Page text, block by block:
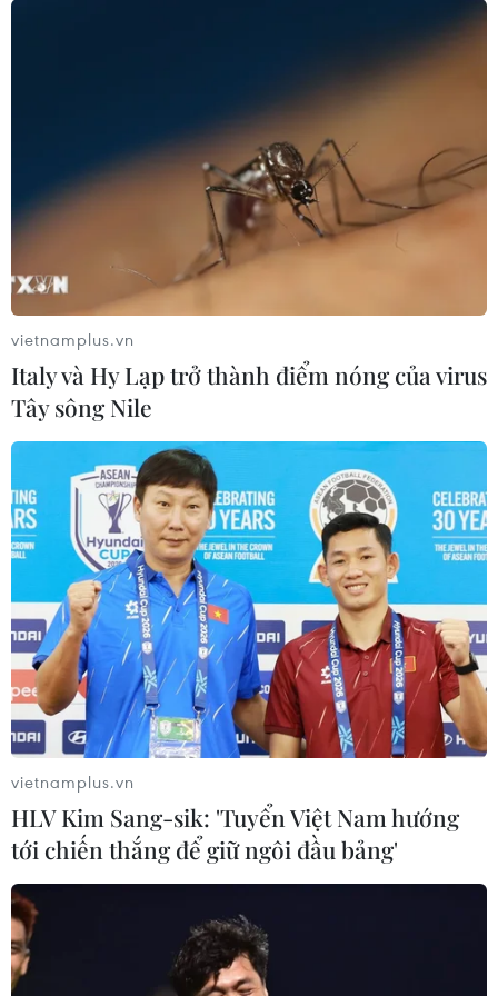
vietnamplus.vn
Italy và Hy Lạp trở thành điểm nóng của virus
Tây sông Nile
vietnamplus.vn
HLV Kim Sang-sik: 'Tuyển Việt Nam hướng
tới chiến thắng để giữ ngôi đầu bảng'